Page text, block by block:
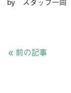
« 前の記事